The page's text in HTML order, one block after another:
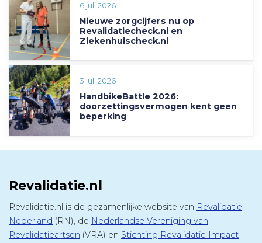
6 juli 2026
Nieuwe zorgcijfers nu op
Revalidatiecheck.nl en
Ziekenhuischeck.nl
3 juli 2026
HandbikeBattle 2026:
doorzettingsvermogen kent geen
beperking
Revalidatie.nl
Revalidatie.nl is de gezamenlijke website van Revalidatie
Nederland (RN), de Nederlandse Vereniging van
Revalidatieartsen (VRA) en Stichting Revalidatie Impact